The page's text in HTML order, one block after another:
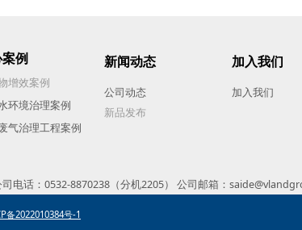
例
增效案例
环境治理案例
气治理工程案例
新闻动态
公司动态
新品发布
加入我们
加入我们
电话：0532-8870238（分机2205） 公司邮箱：
备2022010384号-1